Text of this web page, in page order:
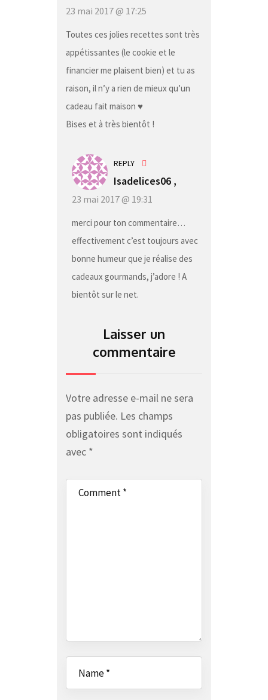
23 mai 2017 @ 17:25
Toutes ces jolies recettes sont très
appétissantes (le cookie et le
financier me plaisent bien) et tu as
raison, il n’y a rien de mieux qu’un
cadeau fait maison ♥
Bises et à très bientôt !
REPLY
Isadelices06 ,
23 mai 2017 @ 19:31
merci pour ton commentaire…
effectivement c’est toujours avec
bonne humeur que je réalise des
cadeaux gourmands, j’adore ! A
bientôt sur le net.
Laisser un
commentaire
Votre adresse e-mail ne sera
pas publiée. Les champs
obligatoires sont indiqués
avec *